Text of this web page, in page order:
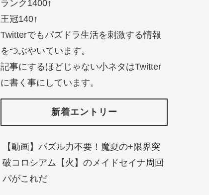
ランク1400↑
王冠140↑
Twitterでもパズドラ生活を刺激する情報
をつぶやいています。
記事にするほどじゃない小ネタはTwitter
に書く事にしています。
新着エントリー
【動画】パズル力不要！魔夏の+限界突
破コロシアム【火】のメイドセイナ周回
パがこれだ